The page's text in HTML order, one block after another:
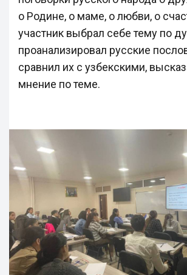
о Родине, о маме, о любви, о
участник выбрал себе тему по
проанализировал русские
сравнил их с узбекскими,
мнение по теме.